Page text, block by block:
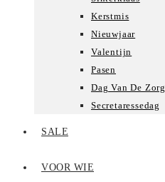
Kerstmis
Nieuwjaar
Valentijn
Pasen
Dag Van De Zorg
Secretaressedag
SALE
VOOR WIE